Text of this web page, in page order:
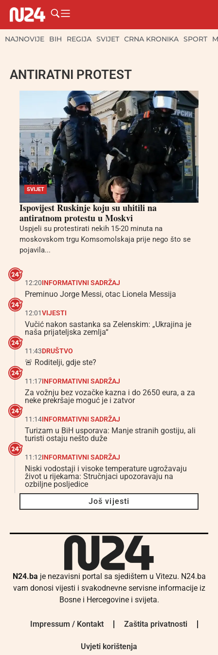
NAJNOVIJE BIH REGIJA SVIJET CRNA KRONIKA SPORT
ANTIRATNI PROTEST
SVIJET
Ispovijest Ruskinje koju su uhitili na
antiratnom protestu u Moskvi
Uspjeli su protestirati nekih 15-20 minuta na
moskovskom trgu Komsomolskaja prije nego što se
pojavila...
12:20INFORMATIVNI SADRŽAJ
Preminuo Jorge Messi, otac Lionela Messija
12:01VIJESTI
Vučić nakon sastanka sa Zelenskim: „Ukrajina je
naša prijateljska zemlja“
11:43DRUŠTVO
🚨 Roditelji, gdje ste?
11:17INFORMATIVNI SADRŽAJ
Za vožnju bez vozačke kazna i do 2650 eura, a za
neke prekršaje moguć je i zatvor
11:14INFORMATIVNI SADRŽAJ
Turizam u BiH usporava: Manje stranih gostiju, ali
turisti ostaju nešto duže
11:12INFORMATIVNI SADRŽAJ
Niski vodostaji i visoke temperature ugrožavaju
život u rijekama: Stručnjaci upozoravaju na
ozbiljne posljedice
Još vijesti
N24.ba je nezavisni portal sa sjedištem u Vitezu. N24.ba
vam donosi vijesti i svakodnevne servisne informacije iz
Bosne i Hercegovine i svijeta.
Impressum / Kontakt Zaštita privatnosti
Uvjeti korištenja